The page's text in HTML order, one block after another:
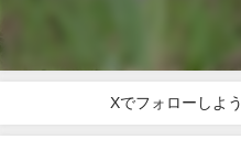
Xでフォローしよう